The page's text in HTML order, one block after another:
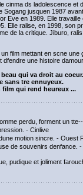
cinma ds ladolescence et
jusquen 1987
Eve en 1989. Elle
Elle ralise, en 1998, son
de la critique. Jiburo,
film mettant en scne
une histoire
qui va droit au coeur.
sans tre ennuyeux.
film qui rend heureux ...
perdu, forment un
- Cinlive
motion sincre. - Ouest
de souvenirs denfance.
pudique et joliment